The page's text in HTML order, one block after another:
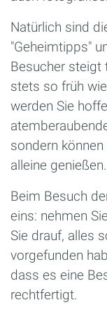
Natürlich sind
"Geheimtipps"
Besucher steigt
stets so früh
werden Sie
sondern
alleine genießen.
Beim Besuch
eins: nehmen
Sie drauf, alles
vorgefunden
dass es eine
rechtfertigt.